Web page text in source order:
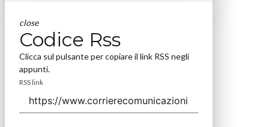
close
Codice Rss
Clicca sul pulsante per copiare il link RSS negli
appunti.
RSS link